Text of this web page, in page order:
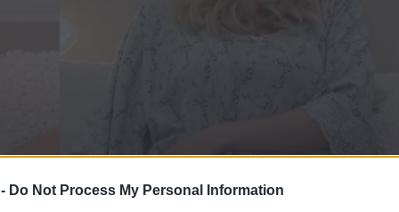
Do Not Process My Personal Information